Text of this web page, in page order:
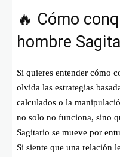
🔥 Cómo
hombre
Si quieres entender cómo
olvida las estrategias
calculados o la
no solo no funciona, sino
Sagitario se mueve por
Si siente que una relación